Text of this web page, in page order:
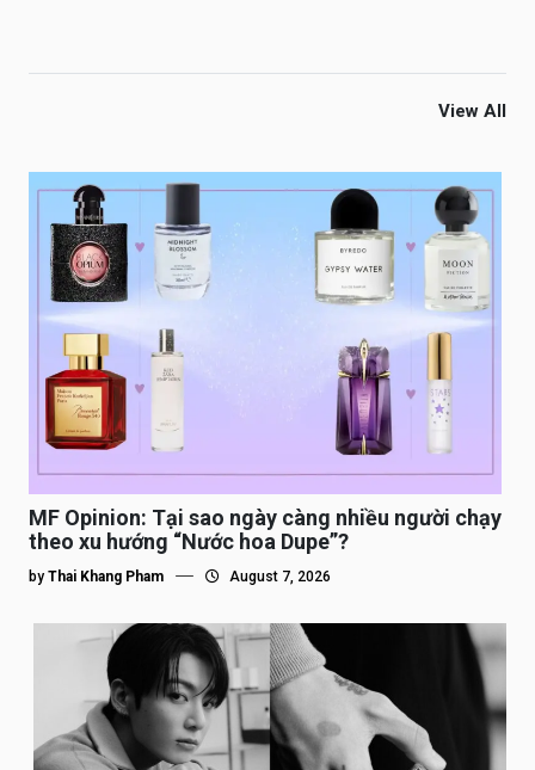
View All
MF Opinion: Tại sao ngày càng nhiều người chạy
theo xu hướng “Nước hoa Dupe”?
by Thai Khang Pham August 7, 2026